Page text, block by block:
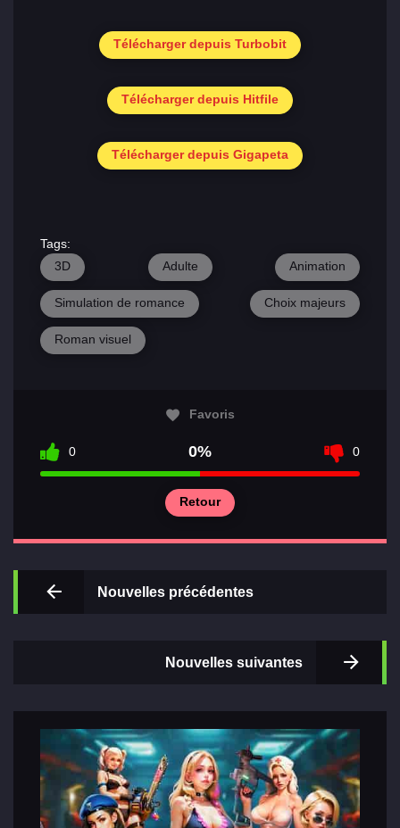
Sections
de jeux
Télécharger depuis Turbobit
Télécharger depuis Hitfile
Télécharger depuis Gigapeta
Tags:
3D
Adulte Animation
Simulation de romance Choix majeurs
Roman visuel
Favoris
0 0% 0
Retour
Nouvelles précédentes
Nouvelles suivantes